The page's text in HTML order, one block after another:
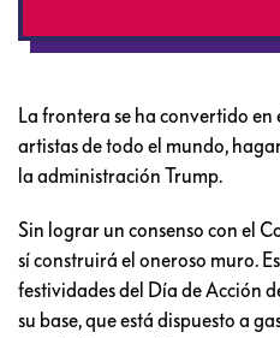
La frontera se ha convertido
artistas de todo el mundo,
la administración Trump.
Sin lograr un consenso con el
sí construirá el oneroso muro.
festividades del Día de Acción
su base, que está dispuesto a